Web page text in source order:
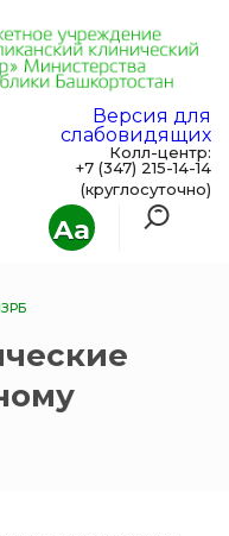
Aa
Версия для
слабовидящих
Колл-центр:
+7 (347) 215-14-14
(круглосуточно)